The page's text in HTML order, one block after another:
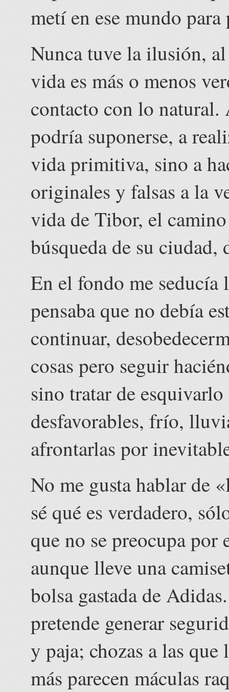
metí en ese mundo
Nunca tuve la ilusión,
vida es más o menos
contacto con lo
podría suponerse, a
vida primitiva, sino a
originales y falsas a la
vida de Tibor, el
búsqueda de su ciudad,
En el fondo me seducía
pensaba que no debía
continuar,
cosas pero seguir
sino tratar de
desfavorables, frío,
afrontarlas por
No me gusta hablar de
sé qué es verdadero,
que no se preocupa por
aunque lleve una
bolsa gastada de
pretende generar
y paja; chozas a las
más parecen máculas